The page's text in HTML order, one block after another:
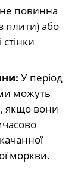
повинна
плити) або
У період
можуть
якщо вони
моркви.